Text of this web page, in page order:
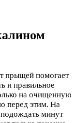
прыщей помогает
и правильное
на очищенную
перед этим. На
минут